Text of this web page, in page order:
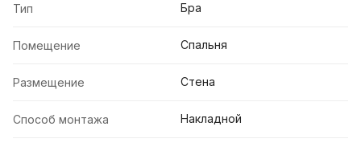
Тип Бра
Помещение Спальня
Размещение Стена
Способ монтажа Накладной